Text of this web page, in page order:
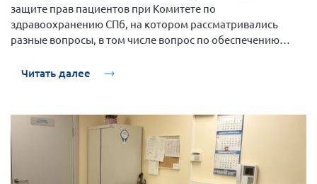
защите прав пациентов при Комитете по
здравоохранению СПб, на котором рассматривались
разные вопросы, в том числе вопрос по обеспечению
Читать далее